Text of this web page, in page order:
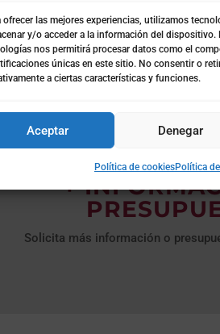
ofrecer las mejores experiencias, utilizamos
y/o acceder a la información del
nos permitirá procesar datos como el
únicas en este sitio. No consentir o
a ciertas características y funciones.
Aceptar Denegar
Política de cookiesPolítica
lanza nuevos formatos
pequeñas que les...
+
Solicita más información o